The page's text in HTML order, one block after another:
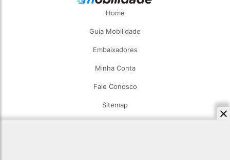
Home
Guia Mobilidade
Embaixadores
Minha Conta
Fale Conosco
Sitemap